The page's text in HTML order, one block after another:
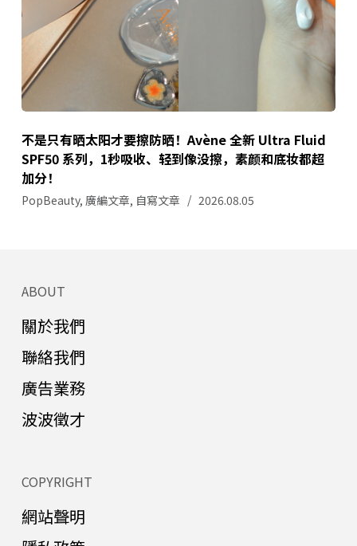
不是只有晒太阳才要擦防晒！Avène 全新 Ultra Fluid
SPF50 系列，1秒吸收、轻到像没擦，素颜和底妆都超
加分！
PopBeauty, 廣編文章, 自寫文章 2026.08.05
ABOUT
關於我們
聯絡我們
廣告業務
波波徵才
COPYRIGHT
網站聲明